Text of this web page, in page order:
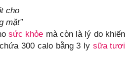
cho
mặt”
sức khỏe mà còn là lý do khiến
300 calo bằng 3 ly sữa tươi